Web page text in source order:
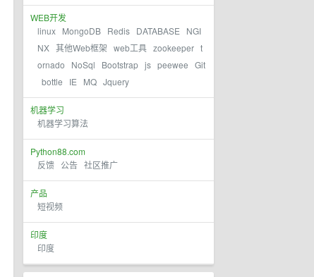
WEB开发
linux MongoDB Redis DATABASE
NGI
NX 其他Web框架 web工具 zookeeper t
ornado
NoSql Bootstrap js peewee Git
bottle
IE MQ Jquery
机器学习
机器学习算法
Python88.com
反馈 公告 社区推广
产品
短视频
印度
印度